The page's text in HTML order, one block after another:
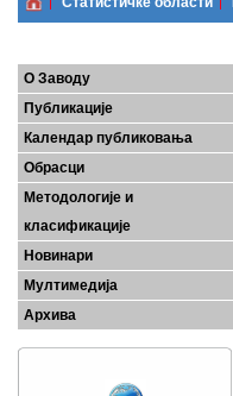
О Заводу
Публикације
Календар публиковања
Обрасци
Методологије и
класификације
Новинари
Мултимедија
Архива